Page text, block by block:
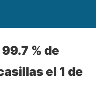
% de
el 1 de